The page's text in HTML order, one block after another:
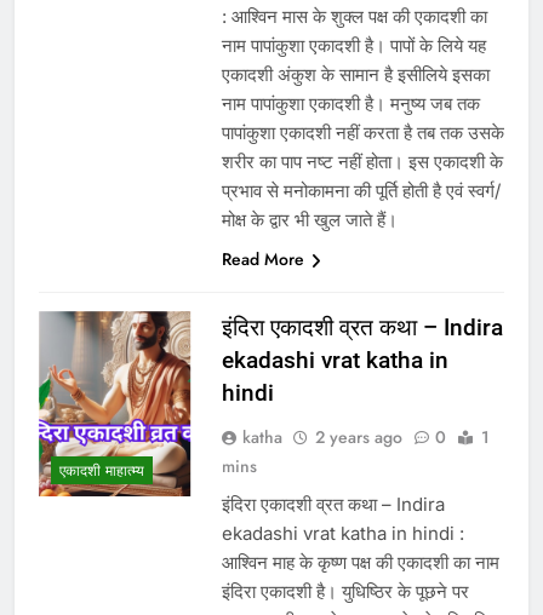
: आश्विन मास के शुक्ल पक्ष की एकादशी का
नाम पापांकुशा एकादशी है। पापों के लिये यह
एकादशी अंकुश के सामान है इसीलिये इसका
नाम पापांकुशा एकादशी है। मनुष्य जब तक
पापांकुशा एकादशी नहीं करता है तब तक उसके
शरीर का पाप नष्ट नहीं होता। इस एकादशी के
प्रभाव से मनोकामना की पूर्ति होती है एवं स्वर्ग/
मोक्ष के द्वार भी खुल जाते हैं।
Read More
एकादशी माहात्म्य
इंदिरा एकादशी व्रत कथा – Indira
ekadashi vrat katha in
hindi
katha 2 years ago 0
1
mins
इंदिरा एकादशी व्रत कथा – Indira
ekadashi vrat katha in hindi :
आश्विन माह के कृष्ण पक्ष की एकादशी का नाम
इंदिरा एकादशी है। युधिष्ठिर के पूछने पर